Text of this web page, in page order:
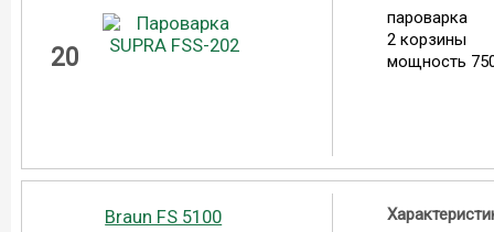
20
пароварка
2 корзины
мощность
Braun FS 5100